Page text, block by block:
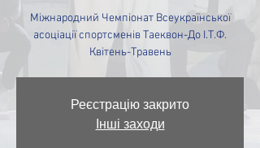
Міжнародний Чемпіонат Всеукраїнської
асоціації спортсменів Таеквон-До І.Т.Ф.
Квітень-Травень
Реєстрацію закрито
Інші заходи